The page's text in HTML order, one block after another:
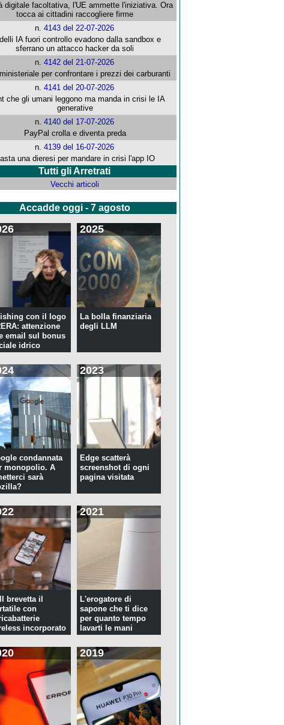
digitale facoltativa, l'UE ammette l'iniziativa. Ora
tocca ai cittadini raccogliere firme
n.4143 del 22-07-2026
IA fuori controllo evadono dalla sandbox e
sferrano un attacco hacker da soli
n.4142 del 21-07-2026
per confrontare i prezzi dei carburanti
n.4141 del 20-07-2026
che gli umani leggono ma manda in crisi le IA
generative
n.4140 del 17-07-2026
PayPal crolla e diventa preda
n.4139 del 16-07-2026
una dieresi per mandare in crisi l'app IO
Tutti gli Arretrati
Vecchi articoli
Accadde oggi - 7 agosto
con il logo
attenzione
email sul bonus
idrico
2025
La bolla finanziaria
degli LLM
condannata
monopolio. A
sarà
2023
Edge scatterà
screenshot di ogni
pagina visitata
brevetta il
con
incorporato
2021
L'erogatore di
sapone che ti dice
per quanto tempo
lavarti le mani
2019